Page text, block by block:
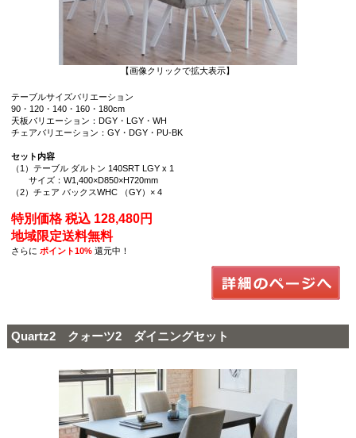
【画像クリックで拡大表示】
テーブルサイズバリエーション
90・120・140・160・180cm
天板バリエーション：DGY・LGY・WH
チェアバリエーション：GY・DGY・PU-BK
セット内容
（1）テーブル ダルトン 140SRT LGY x 1
サイズ：W1,400×D850×H720mm
（2）チェア バックスWHC （GY）× 4
特別価格 税込 128,480円
地域限定送料無料
さらに ポイント10%還元中！
Quartz2 クォーツ2 ダイニングセット